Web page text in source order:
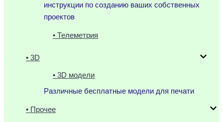
инструкции по созданию ваших собственных
проектов
• Телеметрия
• 3D
• 3D модели
Различные бесплатные модели для печати
• Прочее